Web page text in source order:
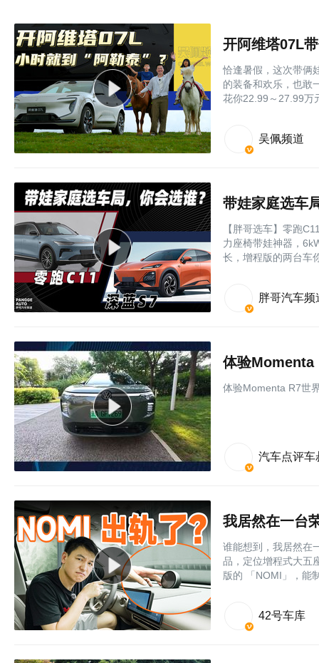
开阿维塔07L
恰逢暑假，这次带俩
的装备和欢乐，也敢
花你22.99～27.99万
吴佩频道
带娃家庭选车
【胖哥选车】零跑
力座椅带娃神器，
长，增程版的两台车
胖哥汽车频
体验Momenta
体验Momenta R7世
汽车点评车
我居然在一台
谁能想到，我居然在
品，定位增程式大五
版的 「NOMI」，能
42号车库